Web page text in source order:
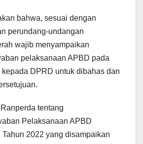
bahwa, sesuai dengan
perundang-undangan
wajib menyampaikan
pelaksanaan APBD pada
DPRD untuk dibahas dan
tentang
Pelaksanaan APBD
2022 yang disampaikan